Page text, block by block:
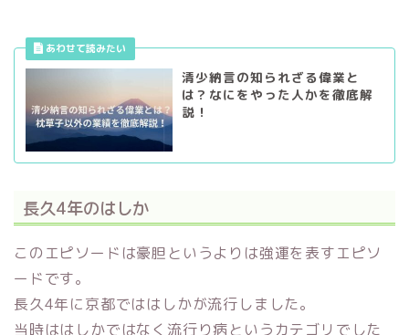
清少納言の知られざる偉業と
は？なにをやった人かを徹底解
説！
長久4年のはしか
このエピソードは豪胆というよりは強運を表すエピソ
ードです。
長久4年に京都でははしかが流行しました。
当時ははしかではなく流行り病というカテゴリでした